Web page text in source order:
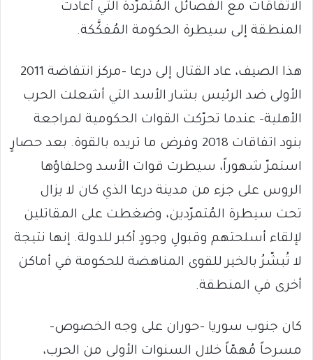
الاتفاقات مع الفصائل المُتمرّدة التي أعادت
المنطقة إلى سيطرة الحكومة المُفكَّكة.
هذا الصيف، عاد القتال إلى درعا -مركز انتفاضة 2011
الأولى ضد الرئيس بشار الأسد التي أشعلت الحرب
الأهلية- عندما تحرّكت القوات الحكومية لمراجعة
بنود اتفاقات 2018 وفرض ما تريده بالقوة. بعد حصارٍ
استمرّ شهوراً، سيطرت قوات الأسد وحلفاؤها
الروس على جزء من مدينة درعا الذي كان لا يزال
تحت سيطرة المُتمرّدين، وضغطت على المقاتلين
لإلقاء أسلحتهم وقبولِ وجودٍ أكبر للدولة. إنها نتيجة
لا تُبشّرُ بالخير للقوى المناهضة للحكومة في أماكن
أخرى في المنطقة.
كان جنوب سوريا -حوران على وجه الخصوص-
مسرحاً مُهمّاً خلال السنوات الأولى من الحرب،